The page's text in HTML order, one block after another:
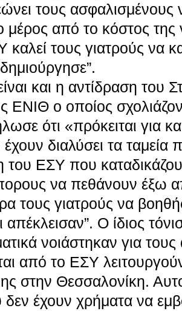
τους
μέρος από το κόστος
τους γιατρούς να
και η αντίδραση του
ΕΝΙΘ ο οποίος
ότι «πρόκειται για
έχουν διαλύσει τα
του ΕΣΥ που
να πεθάνουν έξω
τους γιατρούς να
απέκλεισαν”. Ο ίδιος
νοιάστηκαν για
από το ΕΣΥ
στην Θεσσαλονίκη.
δεν έχουν χρήματα να